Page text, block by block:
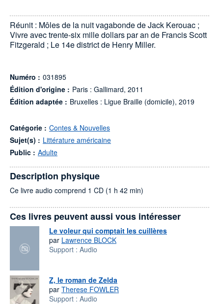
Réunit : Môles de la nuit vagabonde de Jack Kerouac ;
Vivre avec trente-six mille dollars par an de Francis Scott
Fitzgerald ; Le 14e district de Henry Miller.
Numéro : 031895
Édition d'origine : Paris : Gallimard, 2011
Édition adaptée : Bruxelles : Ligue Braille (domicile), 2019
Catégorie : Contes & Nouvelles
Sujet(s) : Littérature américaine
Public : Adulte
Description physique
Ce livre audio comprend 1 CD (1 h 42 min)
Ces livres peuvent aussi vous intéresser
Le voleur qui comptait les cuillères
par Lawrence BLOCK
Support : Audio
Z, le roman de Zelda
par Therese FOWLER
Support : Audio